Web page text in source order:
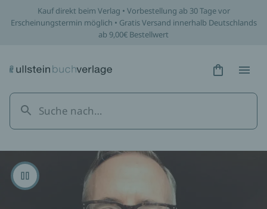
Kauf direkt beim Verlag • Vorbestellung ab 30 Tage vor
Erscheinungstermin möglich • Gratis Versand innerhalb Deutschlands
ab 9,00€ Bestellwert
Hidden
Pausieren